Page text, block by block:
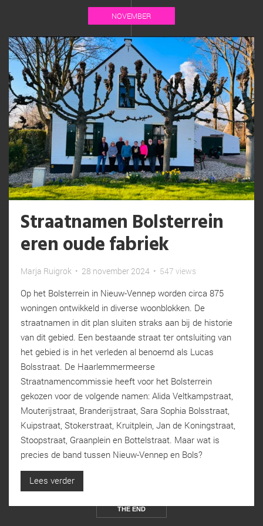
NOVEMBER
Straatnamen Bolsterrein
eren oude fabriek
Marja Ruigrok • 28 november 2024 • 547 views
Op het Bolsterrein in Nieuw-Vennep worden circa 875
woningen ontwikkeld in diverse woonblokken. De
straatnamen in dit plan sluiten straks aan bij de historie
van dit gebied. Een bestaande straat ter ontsluiting van
het gebied is in het verleden al benoemd als Lucas
Bolsstraat. De Haarlemmermeerse
Straatnamencommissie heeft voor het Bolsterrein
gekozen voor de volgende namen: Alida Veltkampstraat,
Mouterijstraat, Branderijstraat, Sara Sophia Bolsstraat,
Kuipstraat, Stokerstraat, Kruitplein, Jan de Koningstraat,
Stoopstraat, Graanplein en Bottelstraat. Maar wat is
precies de band tussen Nieuw-Vennep en Bols?
Lees verder
THE END